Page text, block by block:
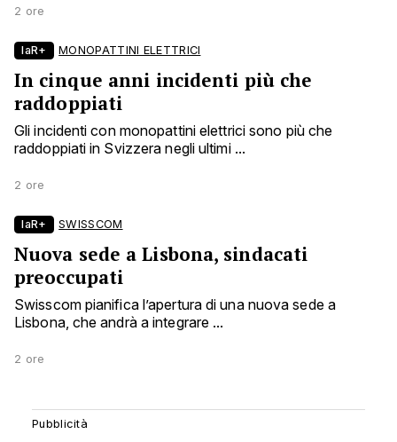
2 ore
laR+ MONOPATTINI ELETTRICI
In cinque anni incidenti più che
raddoppiati
Gli incidenti con monopattini elettrici sono più che
raddoppiati in Svizzera negli ultimi ...
2 ore
laR+ SWISSCOM
Nuova sede a Lisbona, sindacati
preoccupati
Swisscom pianifica l’apertura di una nuova sede a
Lisbona, che andrà a integrare ...
2 ore